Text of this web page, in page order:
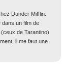
Dunder Mifflin.
dans un film de
de Tarantino)
il me faut une